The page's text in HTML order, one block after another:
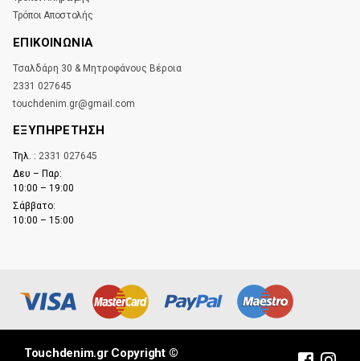
Τρόποι Αποστολής
ΕΠΙΚΟΙΝΩΝΊΑ
Τσαλδάρη 30 & Μητροφάνους Βέροια
2331 027645
touchdenim.gr@gmail.com
ΕΞΥΠΗΡΕΤΗΣΗ
Τηλ. : 2331 027645
Δευ – Παρ:
10:00 – 19:00
Σάββατο:
10:00 – 15:00
Touchdenim.gr Copyright ©